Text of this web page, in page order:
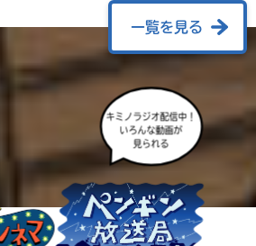
一覧を見る
キミノラジオ配信中！
いろんな動画が
見られる
も
度
み
て
ね